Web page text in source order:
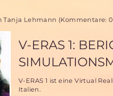
Tanja Lehmann (Kommentare:
V-ERAS 1:
V-ERAS 1 ist eine Virtual
Italien.